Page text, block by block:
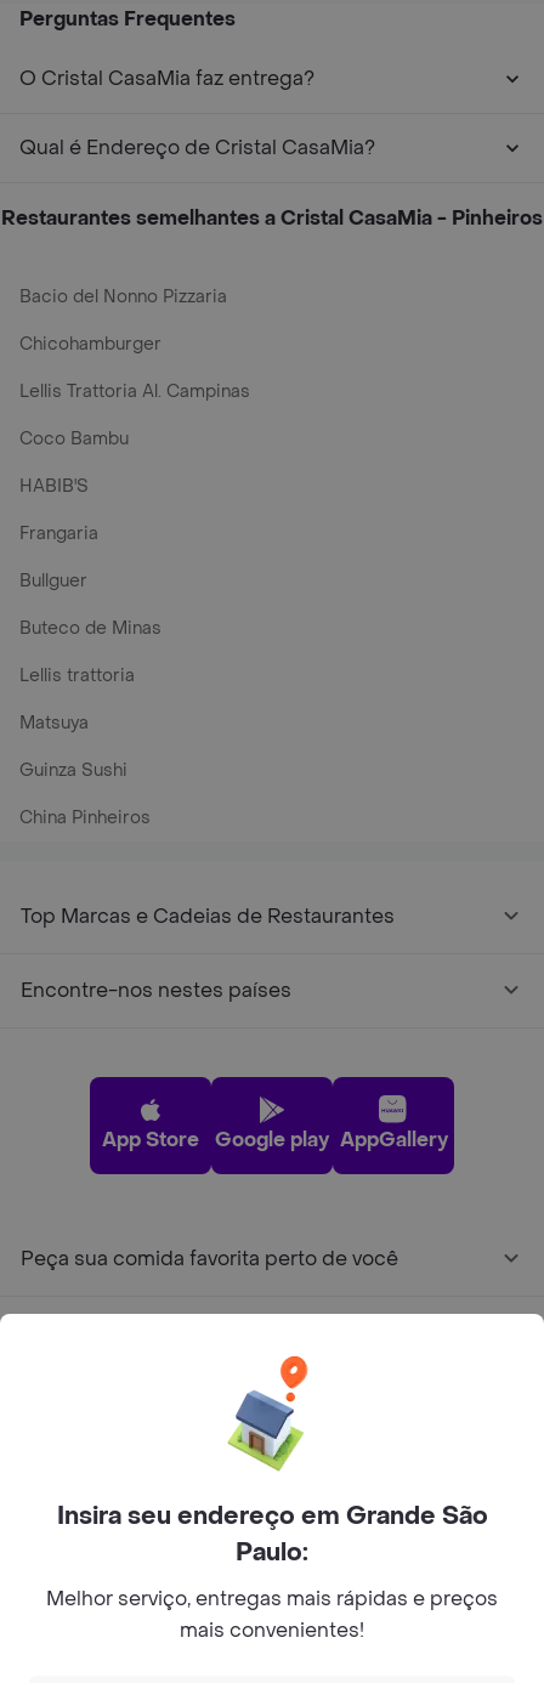
Perguntas Frequentes
O Cristal CasaMia faz entrega?
Qual é Endereço de Cristal CasaMia?
Restaurantes semelhantes a Cristal CasaMia - Pinheiros
Bacio del Nonno Pizzaria
Chicohamburger
Lellis Trattoria Al. Campinas
Coco Bambu
HABIB'S
Frangaria
Bullguer
Buteco de Minas
Lellis trattoria
Matsuya
Guinza Sushi
China Pinheiros
Top Marcas e Cadeias de Restaurantes
Encontre-nos nestes países
App Store Google play AppGallery
Peça sua comida favorita perto de você
Facebook
TwitterInstagram
©2026Rappi Inc. All rights reserved.
Insira seu endereço em Grande São
Paulo:
Melhor serviço, entregas mais rápidas e preços
mais convenientes!